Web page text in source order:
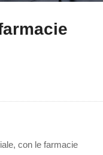
con le farmacie